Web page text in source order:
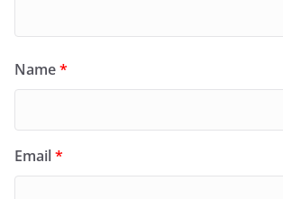
Name*
Email*